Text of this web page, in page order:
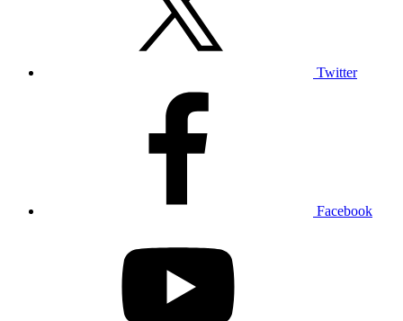
Twitter
Facebook